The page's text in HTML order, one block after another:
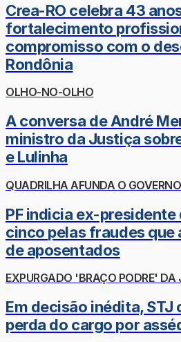
Crea-RO celebra 43
fortalecimento
compromisso com o
Rondônia
OLHO-NO-OLHO
A conversa de André
ministro da Justiça
e Lulinha
QUADRILHA AFUNDA O GOVERNO
PF indicia ex-presidente
cinco pelas fraudes
de aposentados
EXPURGADO 'BRAÇO PODRE' DA
Em decisão inédita, STJ
perda do cargo por